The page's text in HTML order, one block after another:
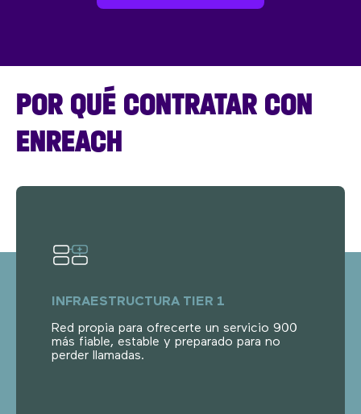
POR QUÉ CONTRATAR CON
ENREACH
INFRAESTRUCTURA TIER 1
Red propia para ofrecerte un servicio 900
más fiable, estable y preparado para no
perder llamadas.